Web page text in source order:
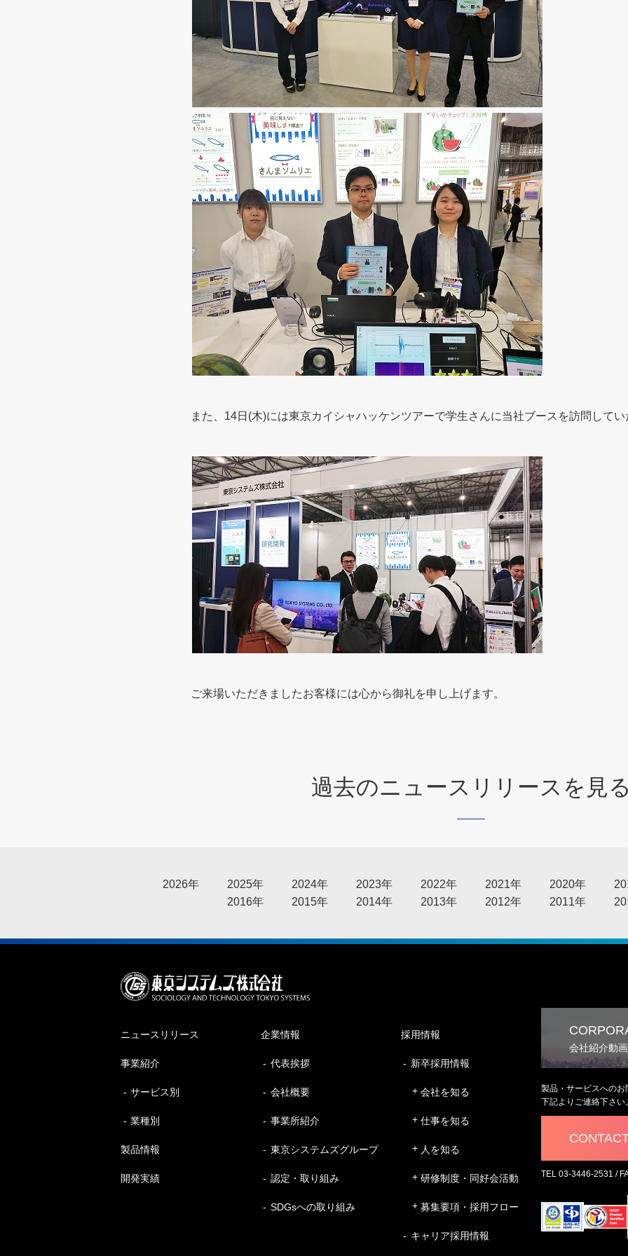
また、14日(木)には東京カイシャハッケンツアーで学生さんに当社ブースを訪問してい
ご来場いただきましたお客様には心から御礼を申し上げます。
過去のニュースリリースを見る
2026年 2025年 2024年 2023年 2022年 2021年 2020年
2016年
2015年 2014年 2013年 2012年 2011年
ニュースリリース
事業紹介
サービス別
業種別
製品情報
開発実績
企業情報
代表挨拶
会社概要
事業所紹介
東京システムズグループ
認定・取り組み
SDGsへの取り組み
採用情報
新卒採用情報
会社を知る
仕事を知る
人を知る
研修制度・同好会活動
募集要項・採用フロー
キャリア採用情報
会社紹介動画
製品・サービスへのお
下記よりご連絡下さい。
TEL 03-3446-2531 /